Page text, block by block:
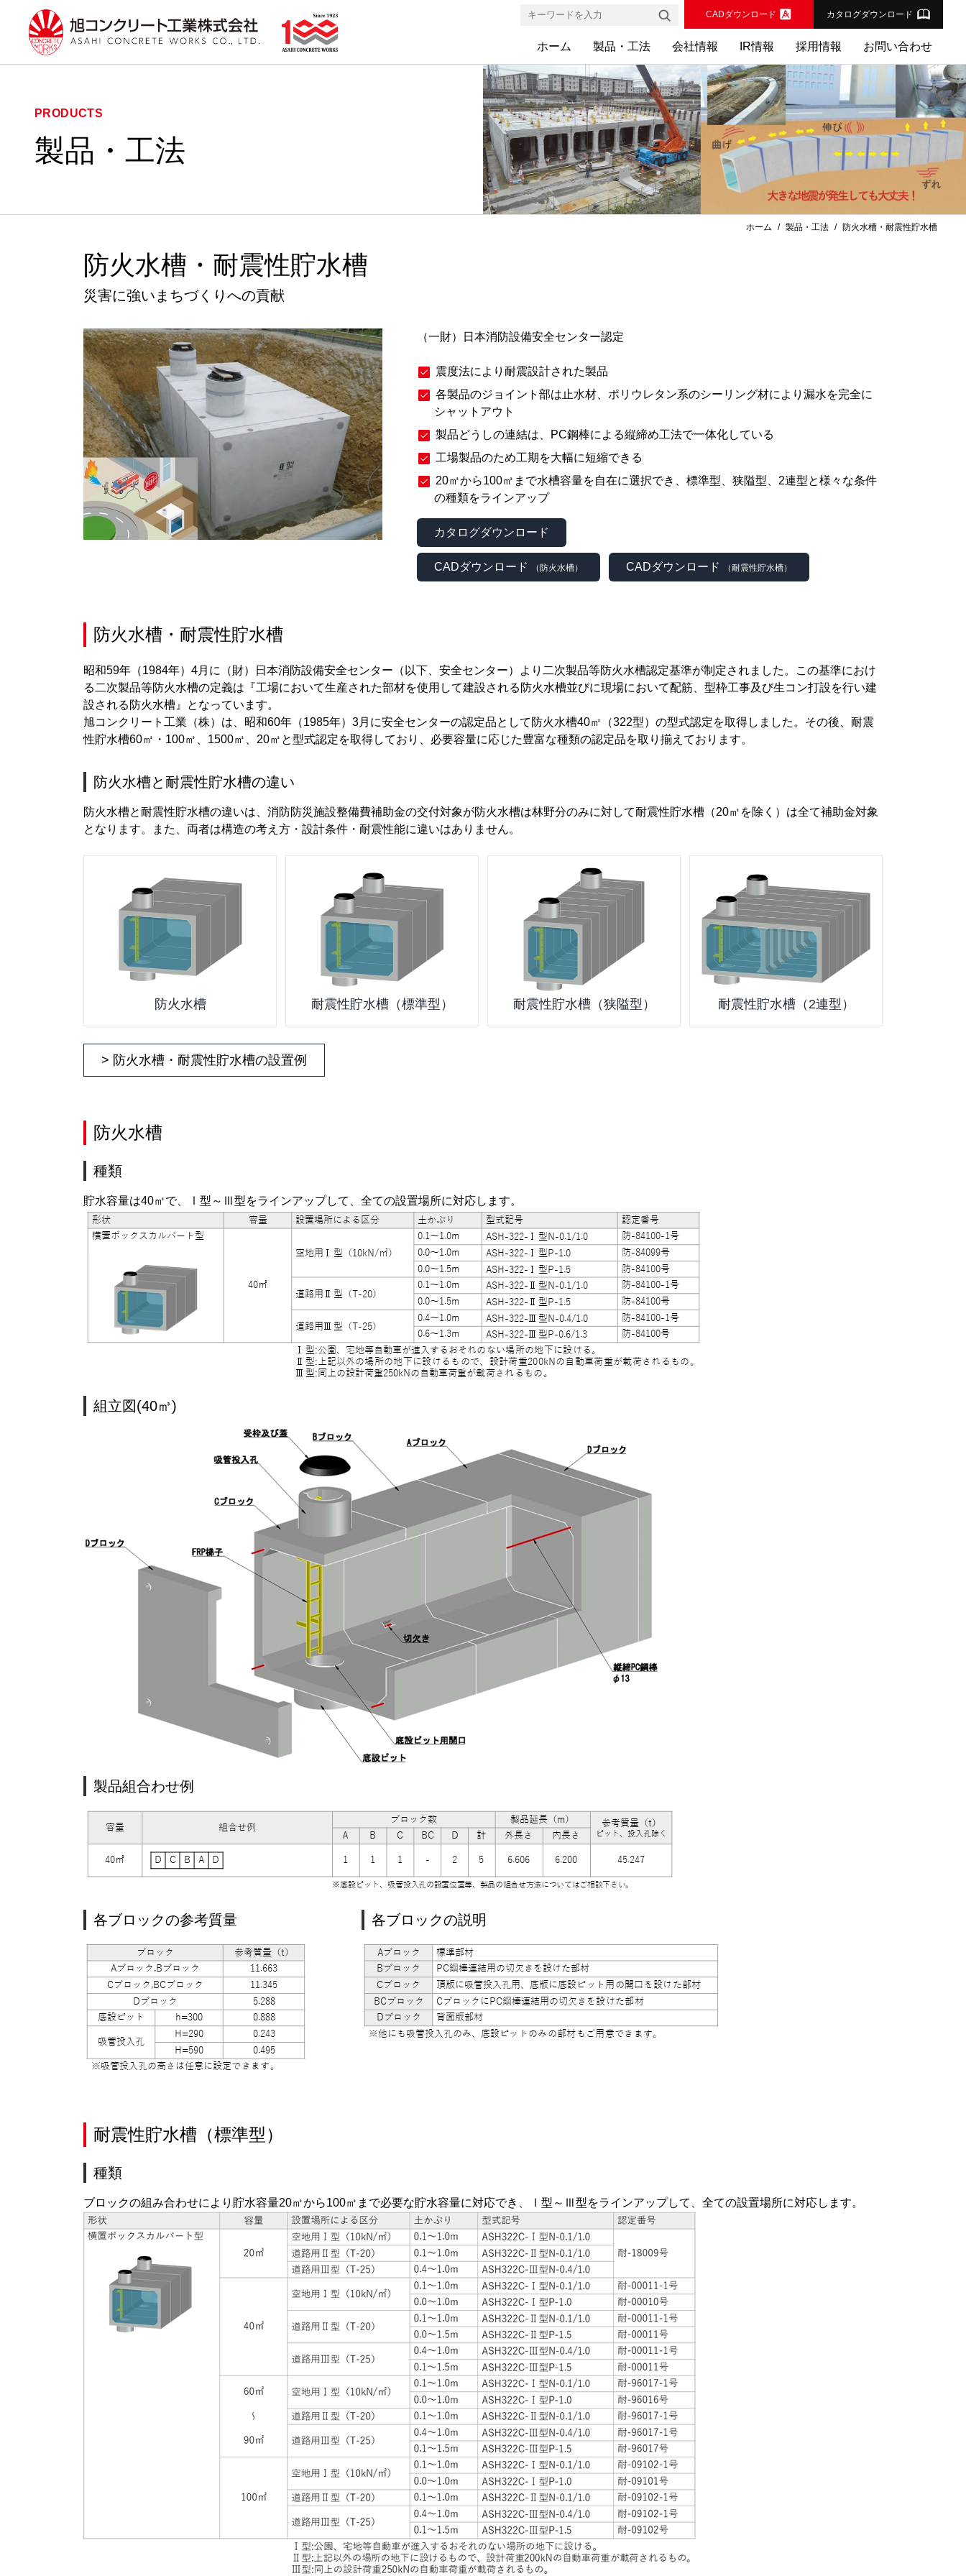
CADダウンロード カタログダウンロード
ホーム 製品・工法 会社情報 IR情報 採用情報 お問い合わせ
製品・工法
ホーム 製品・工法 防火水槽・耐震性貯水槽
防火水槽・耐震性貯水槽
災害に強いまちづくりへの貢献
（⼀財）⽇本消防設備安全センター認定
震度法により耐震設計された製品
各製品のジョイント部は⽌⽔材、ポリウレタン系のシーリング材により漏⽔を完全に
シャットアウト
製品どうしの連結は、PC鋼棒による縦締め⼯法で⼀体化している
⼯場製品のため⼯期を⼤幅に短縮できる
20㎥から100㎥まで水槽容量を自在に選択でき、標準型、狭隘型、2連型と様々な条件
の種類をラインアップ
カタログダウンロード
CADダウンロード （防火水槽） CADダウンロード （耐震性貯水槽）
防火水槽・耐震性貯水槽
昭和59年（1984年）4月に（財）日本消防設備安全センター（以下、安全センター）より二次製品等防火水槽認定基準が制定されました。この基準におけ
る二次製品等防火水槽の定義は『工場において生産された部材を使用して建設される防火水槽並びに現場において配筋、型枠工事及び生コン打設を行い建
設される防火水槽』となっています。
旭コンクリート工業（株）は、昭和60年（1985年）3月に安全センターの認定品として防火水槽40㎥（322型）の型式認定を取得しました。その後、耐震
性貯水槽60㎥・100㎥、1500㎥、20㎥と型式認定を取得しており、必要容量に応じた豊富な種類の認定品を取り揃えております。
防火水槽と耐震性貯水槽の違い
防火水槽と耐震性貯水槽の違いは、消防防災施設整備費補助金の交付対象が防火水槽は林野分のみに対して耐震性貯水槽（20㎥を除く）は全て補助金対象
となります。また、両者は構造の考え方・設計条件・耐震性能に違いはありません。
防火水槽 耐震性貯水槽（標準型） 耐震性貯水槽（狭隘型） 耐震性貯水槽（2連型）
> 防火水槽・耐震性貯水槽の設置例
防火水槽
種類
貯水容量は40㎥で、Ⅰ型～Ⅲ型をラインアップして、全ての設置場所に対応します。
組立図(40㎥)
製品組合わせ例
各ブロックの参考質量 各ブロックの説明
耐震性貯水槽（標準型）
種類
ブロックの組み合わせにより貯水容量20㎥から100㎥まで必要な貯水容量に対応でき、Ⅰ型～Ⅲ型をラインアップして、全ての設置場所に対応します。